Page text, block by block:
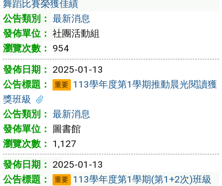
舞蹈比賽榮獲佳績
最新消息
社團活動組
954
2025-01-13
重要 113學年度第1學期推動晨光閱讀獲
獎班級
最新消息
圖書館
1,127
2025-01-13
重要 113學年度第1學期(第1+2次)班級